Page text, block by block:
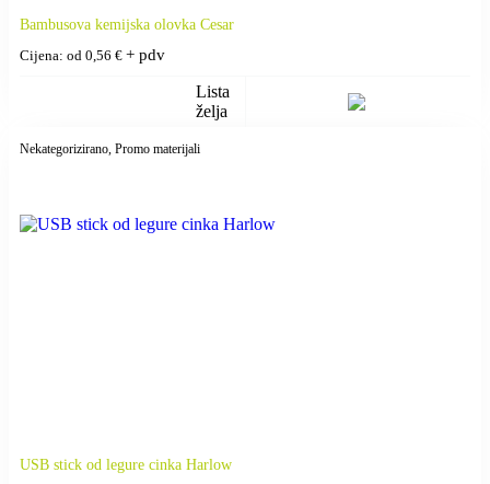
Bambusova kemijska olovka Cesar
Cijena: od 0,56 € + pdv
Lista
želja
Nekategorizirano , Promo materijali
USB stick od legure cinka Harlow